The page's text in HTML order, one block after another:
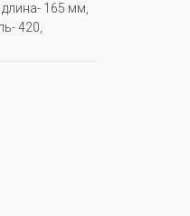
165 мм,
420,